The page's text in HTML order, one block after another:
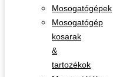
Mosogatógépek
Mosogatógép
kosarak
&
tartozékok